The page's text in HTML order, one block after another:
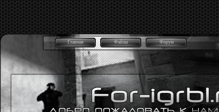
Главная Файлы Форум